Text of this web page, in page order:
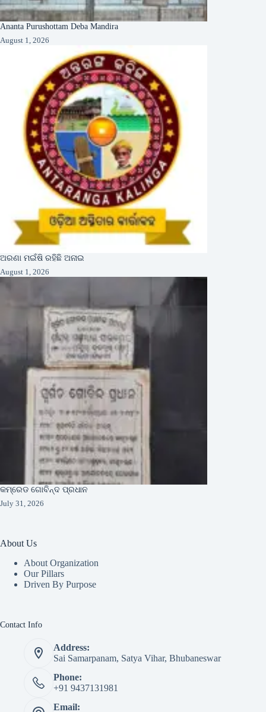
Ananta Purushottam Deba Mandira
August 1, 2026
ଅରଣା ମଇଁଷି ରହିଛି ଅନାଇ
August 1, 2026
କମ୍ରେଡ ଗୋବିନ୍ଦ ପ୍ରଧାନ
July 31, 2026
About Us
About Organization
Our Pillars
Driven By Purpose​
Contact Info
Address:
Sai Samarpanam, Satya Vihar, Bhubaneswar
Phone:
+91 9437131981
Email: